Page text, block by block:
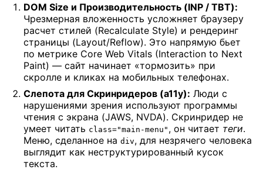
DOM Size и Производительность (INP / TBT):
Чрезмерная вложенность усложняет браузеру
расчет стилей (Recalculate Style) и рендеринг
страницы (Layout/Reflow). Это напрямую бьет
по метрике Core Web Vitals (Interaction to Next
Paint) — сайт начинает «тормозить» при
скролле и кликах на мобильных телефонах.
Слепота для Скринридеров (a11y): Люди с
нарушениями зрения используют программы
чтения с экрана (JAWS, NVDA). Скринридер не
умеет читать class="main-menu" , он читает теги.
Меню, сделанное на div, для незрячего человека
выглядит как неструктурированный кусок
текста.